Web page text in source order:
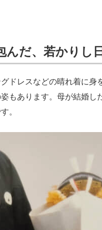
んだ、若かりし
ドレスなどの晴れ着に身
もあります。母が結婚
。